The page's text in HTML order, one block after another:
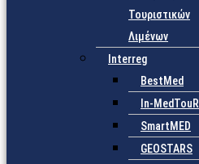
Τουριστικών
Λιμένων
Interreg
BestMed
In-MedTouR
SmartMED
GEOSTARS